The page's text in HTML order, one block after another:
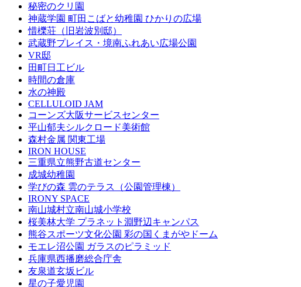
秘密のクリ園
神蔵学園 町田こばと幼稚園 ひかりの広場
惜櫟荘（旧岩波別邸）
武蔵野プレイス・境南ふれあい広場公園
VR邸
田町日工ビル
時間の倉庫
水の神殿
CELLULOID JAM
コーンズ大阪サービスセンター
平山郁夫シルクロード美術館
森村金属 関東工場
IRON HOUSE
三重県立熊野古道センター
成城幼稚園
学びの森 雲のテラス（公園管理棟）
IRONY SPACE
南山城村立南山城小学校
桜美林大学 プラネット淵野辺キャンパス
熊谷スポーツ文化公園 彩の国くまがやドーム
モエレ沼公園 ガラスのピラミッド
兵庫県西播磨総合庁舎
友泉道玄坂ビル
星の子愛児園